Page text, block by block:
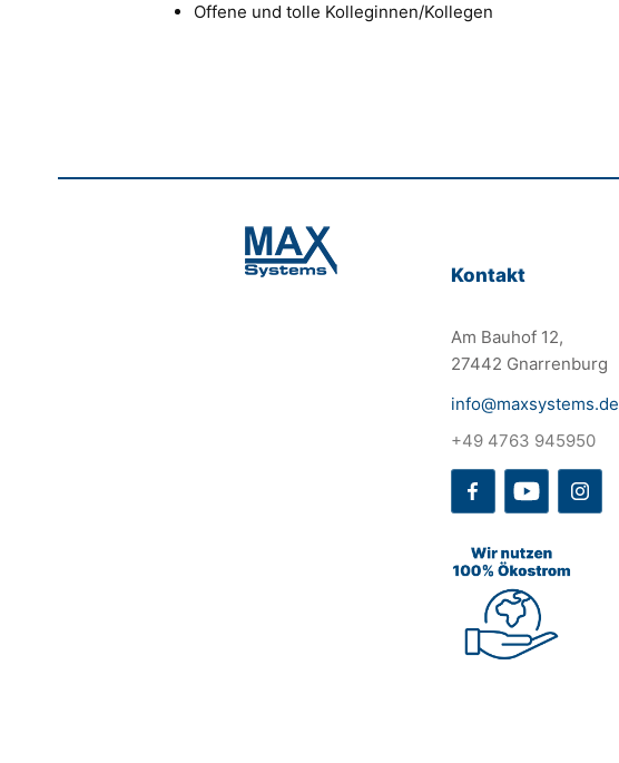
Offene und tolle Kolleginnen/Kollegen
Kontakt
Am Bauhof 12,
27442 Gnarrenburg
info@maxsystems.de
+49 4763 945950